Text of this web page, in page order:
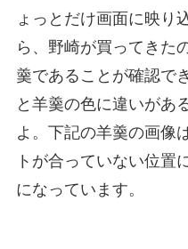
ょっとだけ画面に映り
ら、野崎が買ってきた
羹であることが確認で
と羊羹の色に違いがあ
よ。下記の羊羹の画像
トが合っていない位置
になっています。